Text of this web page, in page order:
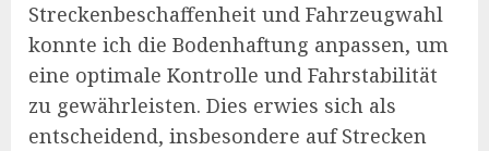
Streckenbeschaffenheit und Fahrzeugwahl
konnte ich die Bodenhaftung anpassen, um
eine optimale Kontrolle und Fahrstabilität
zu gewährleisten. Dies erwies sich als
entscheidend, insbesondere auf Strecken